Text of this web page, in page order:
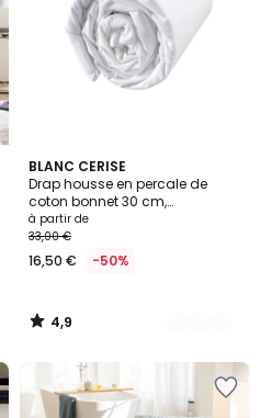
BLANC CERISE
Drap housse en percale de
coton bonnet 30 cm,
COMPLICITÉ GOURMANDE
à partir de
33,00 €
16,50 € -50%
4,9
/ 5
4
Couleurs
4,9
/